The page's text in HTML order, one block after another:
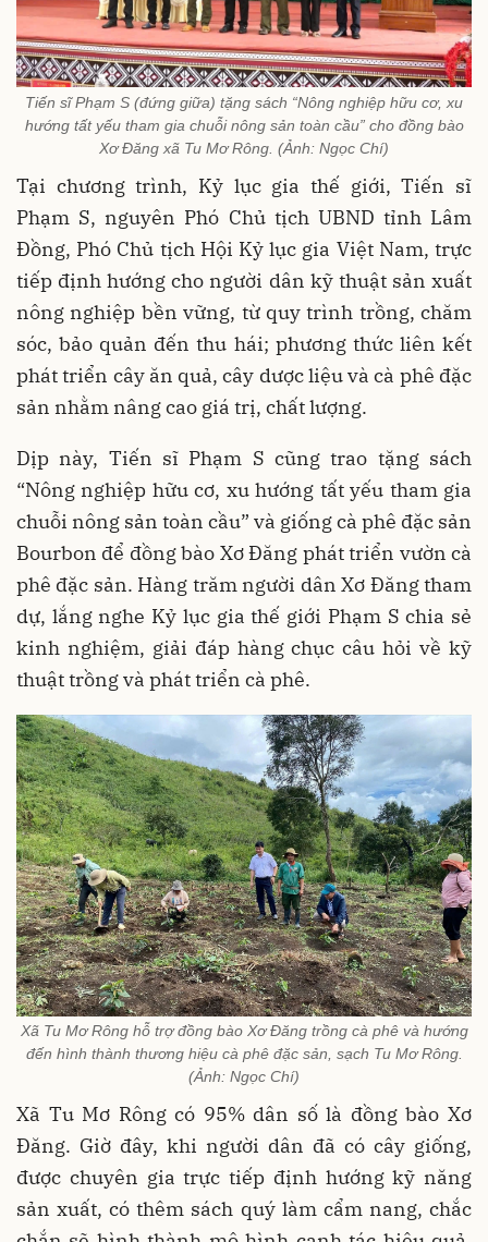
Tiến sĩ Phạm S (đứng giữa) tặng sách “Nông nghiệp hữu cơ, xu
hướng tất yếu tham gia chuỗi nông sản toàn cầu” cho đồng bào
Xơ Đăng xã Tu Mơ Rông. (Ảnh: Ngọc Chí)
Tại chương trình, Kỷ lục gia thế giới, Tiến sĩ
Phạm S, nguyên Phó Chủ tịch UBND tỉnh Lâm
Đồng, Phó Chủ tịch Hội Kỷ lục gia Việt Nam, trực
tiếp định hướng cho người dân kỹ thuật sản xuất
nông nghiệp bền vững, từ quy trình trồng, chăm
sóc, bảo quản đến thu hái; phương thức liên kết
phát triển cây ăn quả, cây dược liệu và cà phê đặc
sản nhằm nâng cao giá trị, chất lượng.
Dịp này, Tiến sĩ Phạm S cũng trao tặng sách
“Nông nghiệp hữu cơ, xu hướng tất yếu tham gia
chuỗi nông sản toàn cầu” và giống cà phê đặc sản
Bourbon để đồng bào Xơ Đăng phát triển vườn cà
phê đặc sản. Hàng trăm người dân Xơ Đăng tham
dự, lắng nghe Kỷ lục gia thế giới Phạm S chia sẻ
kinh nghiệm, giải đáp hàng chục câu hỏi về kỹ
thuật trồng và phát triển cà phê.
Xã Tu Mơ Rông hỗ trợ đồng bào Xơ Đăng trồng cà phê và hướng
đến hình thành thương hiệu cà phê đặc sản, sạch Tu Mơ Rông.
(Ảnh: Ngọc Chí)
Xã Tu Mơ Rông có 95% dân số là đồng bào Xơ
Đăng. Giờ đây, khi người dân đã có cây giống,
được chuyên gia trực tiếp định hướng kỹ năng
sản xuất, có thêm sách quý làm cẩm nang, chắc